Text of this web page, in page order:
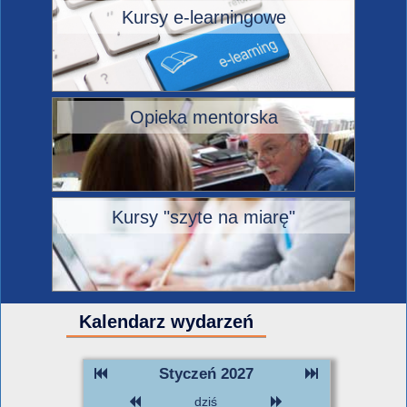
Kursy e-learningowe
Opieka mentorska
Kursy "szyte na miarę"
Kalendarz wydarzeń
Styczeń 2027
dziś